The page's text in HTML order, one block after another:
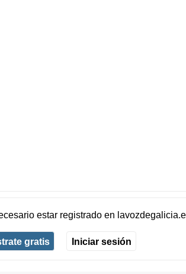
estar registradoen
gratis Iniciar sesión